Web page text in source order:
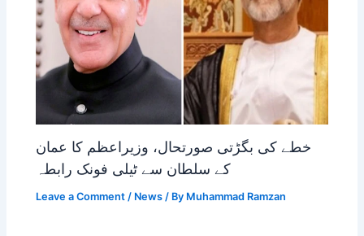
خطے کی بگڑتی صورتحال، وزیراعظم کا عمان
کے سلطان سے ٹیلی فونک رابطہ
Leave a Comment / News / By Muhammad Ramzan